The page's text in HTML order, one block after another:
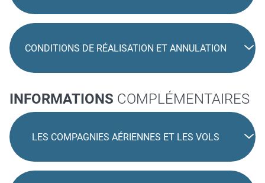
CONDITIONS DE RÉALISATION ET ANNULATION
INFORMATIONS COMPLÉMENTAIRES
LES COMPAGNIES AÉRIENNES ET LES VOLS